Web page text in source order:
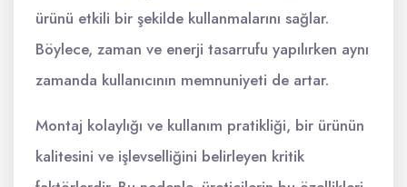
ürünü etkili bir şekilde kullanmalarını sağlar.
Böylece, zaman ve enerji tasarrufu yapılırken aynı
zamanda kullanıcının memnuniyeti de artar.
Montaj kolaylığı ve kullanım pratikliği, bir ürünün
kalitesini ve işlevselliğini belirleyen kritik